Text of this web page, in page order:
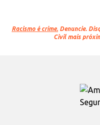
Racismo é crime. Denuncie.
Civil mais